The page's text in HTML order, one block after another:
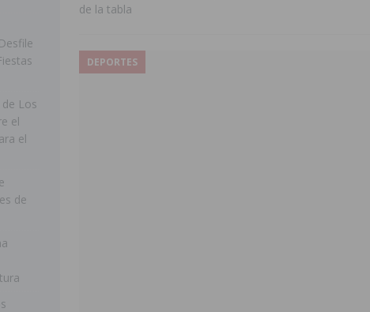
acogerá una sesión informativa sobre los recursos disponibles para las
presenta la programación de sus Fiestas Patronales en honor a la Virgen de la
denuncia una nueva prórroga de la ORA en Orihuela ‘sin mejoras ni
destina dos millones de euros a la prevención de incendios en los
Baja
2026 amplía su programación con actividades abiertas a la comunidad
de la tabla
DEPORTES
Los
el
el
de